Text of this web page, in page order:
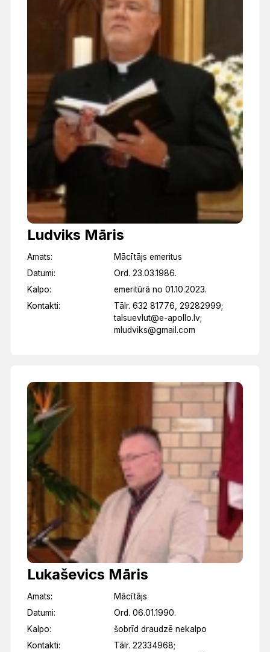
Ludviks Māris
Amats:
Mācītājs emeritus
Datumi:
Ord. 23.03.1986.
Kalpo:
emeritūrā no 01.10.2023.
Kontakti:
Tālr. 632 81776, 29282999;
talsuevlut@e-apollo.lv;
mludviks@gmail.com
Lukaševics Māris
Amats:
Mācītājs
Datumi:
Ord. 06.01.1990.
Kalpo:
šobrīd draudzē nekalpo
Kontakti:
Tālr. 22334968;